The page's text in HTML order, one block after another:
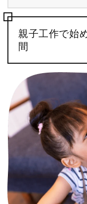
親子工作で始
間